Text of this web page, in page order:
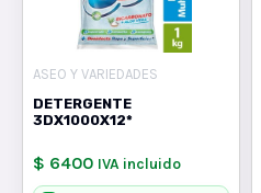
ASEO Y VARIEDADES
DETERGENTE
3DX1000X12*
$ 6400 IVA incluido